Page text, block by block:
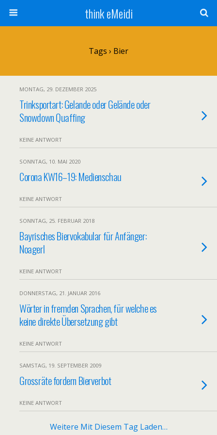
think eMeidi
Tags › Bier
MONTAG, 29. DEZEMBER 2025
Trinksportart: Gelande oder Gelände oder
Snowdown Quaffing
KEINE ANTWORT
SONNTAG, 10. MAI 2020
Corona KW16–19: Medienschau
KEINE ANTWORT
SONNTAG, 25. FEBRUAR 2018
Bayrisches Biervokabular für Anfänger:
Noagerl
KEINE ANTWORT
DONNERSTAG, 21. JANUAR 2016
Wörter in fremden Sprachen, für welche es
keine direkte Übersetzung gibt
KEINE ANTWORT
SAMSTAG, 19. SEPTEMBER 2009
Grossräte fordern Bierverbot
KEINE ANTWORT
Weitere Mit Diesem Tag Laden…